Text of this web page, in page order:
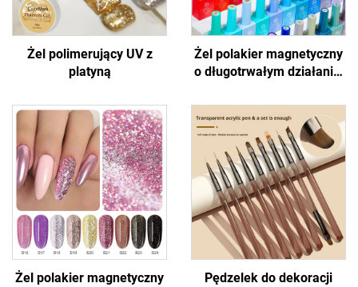
Żel polimerujący UV z
platyną
Żel polakier magnetyczny
o długotrwałym działaniu,
Żel polakier magnetyczny
Pędzelek do dekoracji